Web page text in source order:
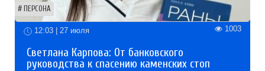
ПЕРСОНА
12:03 | 27 июля 1003
Светлана Карпова: От банковского
руководства к спасению каменских стоп